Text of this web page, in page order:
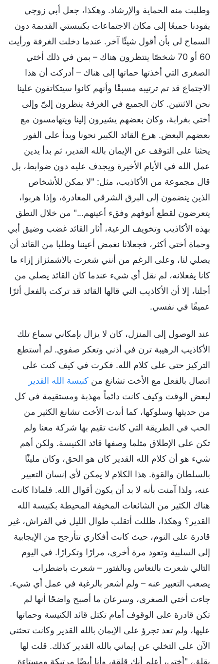
وطلبت منه الحماية والإرشاد. وهكذا، جعل أبي زوجي
يقودنا جميعًا إلى مكان الاجتماعات بكنيستي القديمة دون
السماح لي بأن أقول شيئًا آخر. عندما دخلت الغرفة ورأيت
60 أو 70 شخصًا ينتظرون هناك – بمن في ذلك أختي
الصغرى التي أخذتها حماتها إلى هناك – أدركت أن هذا
الاجتماع قد تم ترتيبه مسبقًا وأنهم كانوا سيتكاتفون علينا
نحن الاثنتين. كان الجميع في الغرفة ينظرون إلىّ وإلى
أختي بغرابة، وكان بعضهم يشيرون إلينا ويتهامسون مع
بعضهم البعض. هرع القائد الكبير نحونا وبدأ على الفور
يحثنا على التوقف عن الإيمان بالله القدير، ثم بدأ يدين
عمل الله في الأيام الأخيرة ويجدف عليه دون ضوابط، بل
قال مجموعة من الأكاذيب، مثل: "لا يمكن للأشخاص
الذين ينضمون إلى البرق الشرقي المغادرة، وإذا هربوا،
يتعرضون لقطع أنوفهم وفقء أعينهم..." من خلال النطق
بهذه الأكاذيب وتخويف الرعية، أثار القائد غضب وضيق أبي
وحماة أختي أكثر، فجعلانا نغمض أعيننا وطلبا من القائد أن
يصلي لنا، وعلى الرغم من أنني شعرت بالاشمئزاز إزاء ما
كانا يفعلانه، لم نقل أي شيء عندما كان القائد يصلي من
أجلنا، إلا أن الأكاذيب التي قالها القائد قد تركت بالفعل أثرًا
عميقًا في نفسي.
عند الوصول إلى المنزل، كان لا يزال بإمكاني سماع تلك
الأكاذيب الرهيبة ترن في أذني وتعكر صفوي. لم أستطع
التركيز حتى على كلام الله. فكرت في كيف كنت على
اتصال بالفعل مع الأخت تشانغ من كنيسة الله القدير
لبعض الوقت وكيف كانت دائماً مهذبة ومستقيمة في كل
من حديثها وسلوكها، كما أبدت الأخت تشانغ الكثير من
الحب في الطريقة التي كانت تقيم بها شركة معنا ولم
تكن على الإطلاق مثلما وصفها قائد الكنيسة. ولكن أهم
شيء هو أن كلام الله القدير كان هو الحق، وكان مليئًا
بالسلطان والقوة. هذا الكلام لا يمكن لأي إنسان التعبير
عنه، ولذا آمنت بأنه لا بد أن يكون أقوال الله. فلماذا كانت
هناك الكثير من الشائعات المخيفة المحيطة بكنيسة الله
القدير؟ وهكذا، ظللت أتقلب طوال الليل في الفراش، غير
قادرة على النوم، حيث كانت أفكاري تتأرجح من الإيجابية
إلى السلبية وتعود مرة أخرى، مرارًا وتكرارًا. في اليوم
التالي شعرت بالنعاس وبالفتور – شعرت باضطراب
يصعب التعبير عنه – ولم أشعر بالرغبة في عمل أي شيء.
جاءت أختي الصغرى، وسرعان ما أصبح واضحًا أنها لم
تكن قادرة على الوقوف أمام تكتل قائد الكنيسة وحماتها
عليها، ولم تعد تجرؤ على الإيمان بالله القدير وكانت تحثني
الآن على التخلي عن إيماني بالله القدير كذلك. قلت لها
بقلق، "أختي، أعلم أنك قلقة، وأنا أيضًا مرتبكة ومستاءة